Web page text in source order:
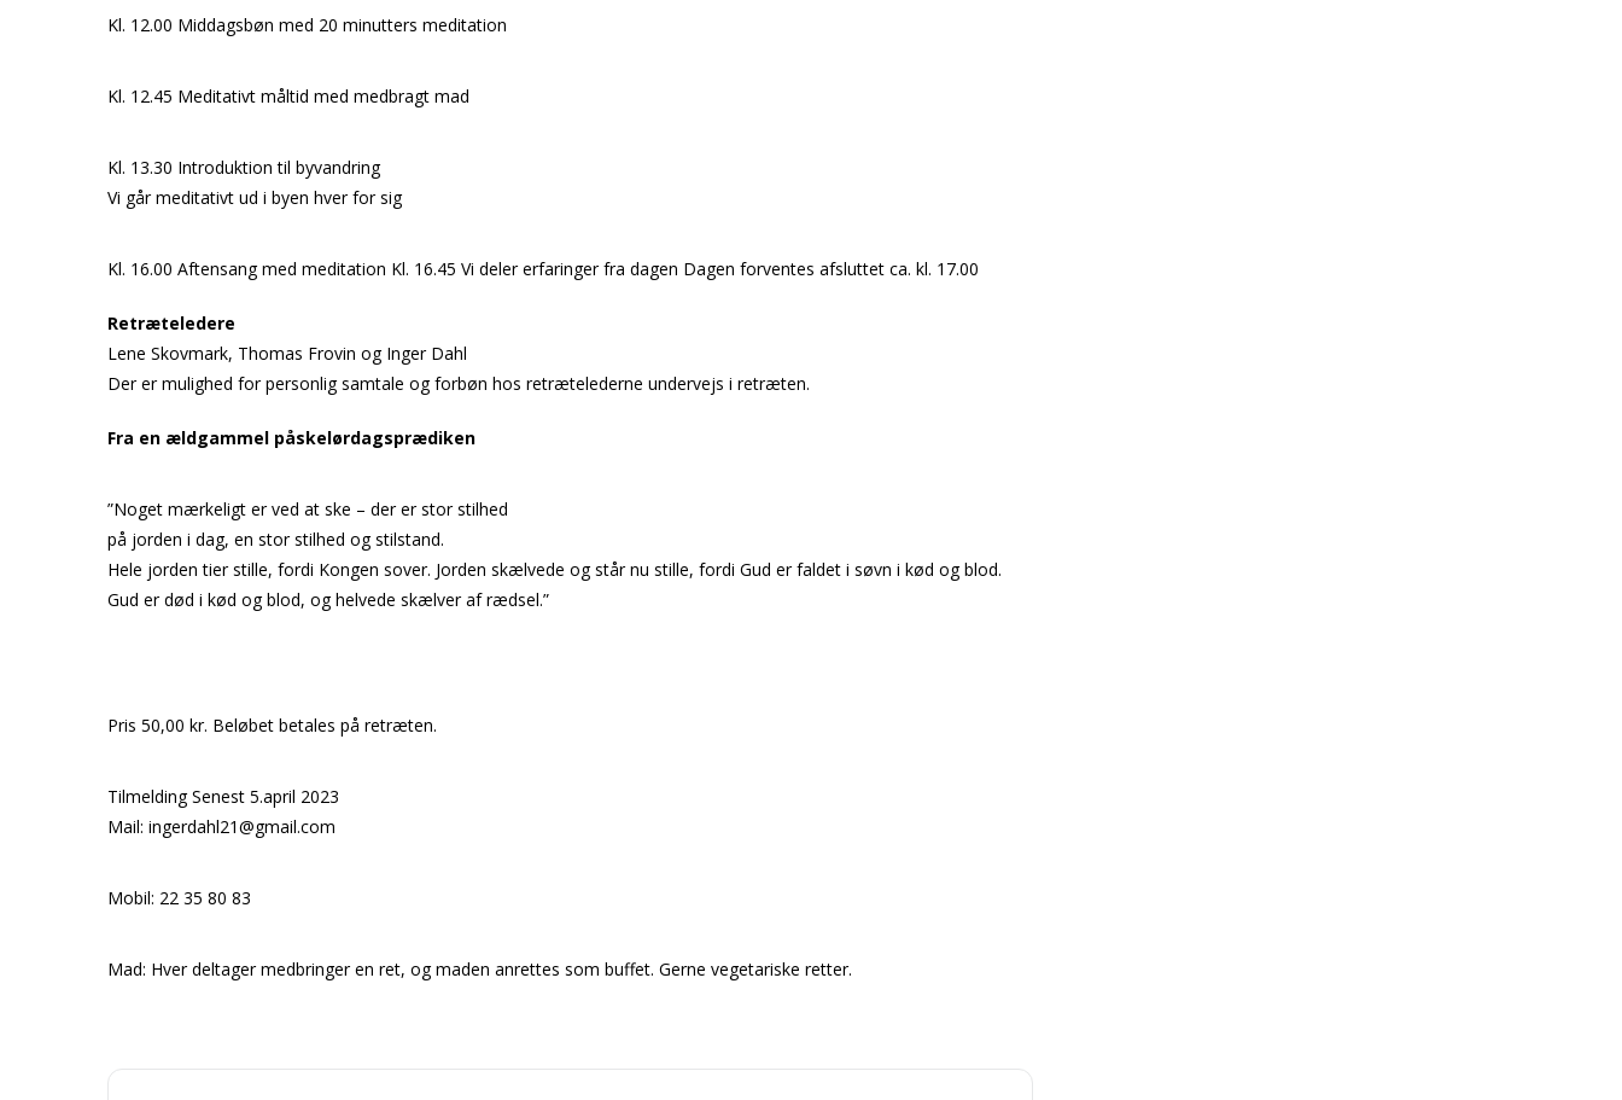
Kl. 12.00 Middagsbøn med 20 minutters meditation
Kl. 12.45 Meditativt måltid med medbragt mad
Kl. 13.30 Introduktion til byvandring
Vi går meditativt ud i byen hver for sig
Kl. 16.00 Aftensang med meditation Kl. 16.45 Vi deler erfaringer fra dagen Dagen forventes afsluttet ca. kl. 17.00
Retræteledere
Lene Skovmark, Thomas Frovin og Inger Dahl
Der er mulighed for personlig samtale og forbøn hos retrætelederne undervejs i retræten.
Fra en ældgammel påskelørdagsprædiken
”Noget mærkeligt er ved at ske – der er stor stilhed
på jorden i dag, en stor stilhed og stilstand.
Hele jorden tier stille, fordi Kongen sover. Jorden skælvede og står nu stille, fordi Gud er faldet i søvn i kød og blod.
Gud er død i kød og blod, og helvede skælver af rædsel.”
Pris 50,00 kr. Beløbet betales på retræten.
Tilmelding Senest 5.april 2023
Mail: ingerdahl21@gmail.com
Mobil: 22 35 80 83
Mad: Hver deltager medbringer en ret, og maden anrettes som buffet. Gerne vegetariske retter.